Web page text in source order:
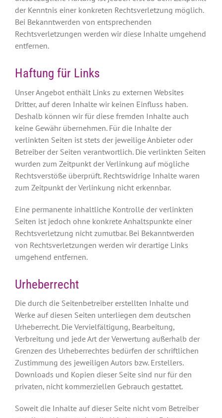
der Kenntnis einer konkreten Rechtsverletzung möglich.
Bei Bekanntwerden von entsprechenden
Rechtsverletzungen werden wir diese Inhalte umgehend
entfernen.
Haftung für Links
Unser Angebot enthält Links zu externen Websites
Dritter, auf deren Inhalte wir keinen Einfluss haben.
Deshalb können wir für diese fremden Inhalte auch
keine Gewähr übernehmen. Für die Inhalte der
verlinkten Seiten ist stets der jeweilige Anbieter oder
Betreiber der Seiten verantwortlich. Die verlinkten Seiten
wurden zum Zeitpunkt der Verlinkung auf mögliche
Rechtsverstöße überprüft. Rechtswidrige Inhalte waren
zum Zeitpunkt der Verlinkung nicht erkennbar.
Eine permanente inhaltliche Kontrolle der verlinkten
Seiten ist jedoch ohne konkrete Anhaltspunkte einer
Rechtsverletzung nicht zumutbar. Bei Bekanntwerden
von Rechtsverletzungen werden wir derartige Links
umgehend entfernen.
Urheberrecht
Die durch die Seitenbetreiber erstellten Inhalte und
Werke auf diesen Seiten unterliegen dem deutschen
Urheberrecht. Die Vervielfältigung, Bearbeitung,
Verbreitung und jede Art der Verwertung außerhalb der
Grenzen des Urheberrechtes bedürfen der schriftlichen
Zustimmung des jeweiligen Autors bzw. Erstellers.
Downloads und Kopien dieser Seite sind nur für den
privaten, nicht kommerziellen Gebrauch gestattet.
Soweit die Inhalte auf dieser Seite nicht vom Betreiber